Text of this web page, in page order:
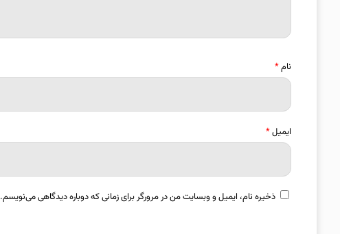
نام*
ایمیل*
ذخیره نام، ایمیل و وبسایت من در مرورگر برای زمانی که دوباره دیدگاهی می‌نویسم.